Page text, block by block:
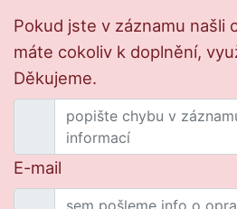
Pokud jste v záznamu našli
máte cokoliv k doplnění,
Děkujeme.
E-mail